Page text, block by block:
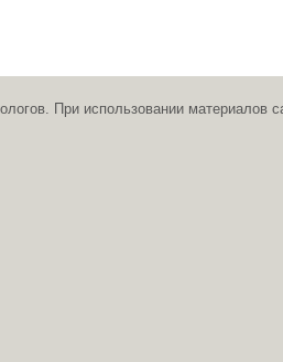
При использовании материалов